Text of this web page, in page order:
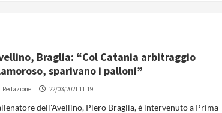
Braglia: “Col Catania arbitraggio
sparivano i palloni”
Redazione 22/03/2021 11:19
dell'Avellino, Piero Braglia, è intervenuto a Prima